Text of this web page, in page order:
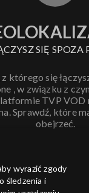
SIĘ SPOZA
z którego się
, w związku z
TVP VOD
Sprawdź, które
obejrzeć.
wyrazić zgody
śledzenia i